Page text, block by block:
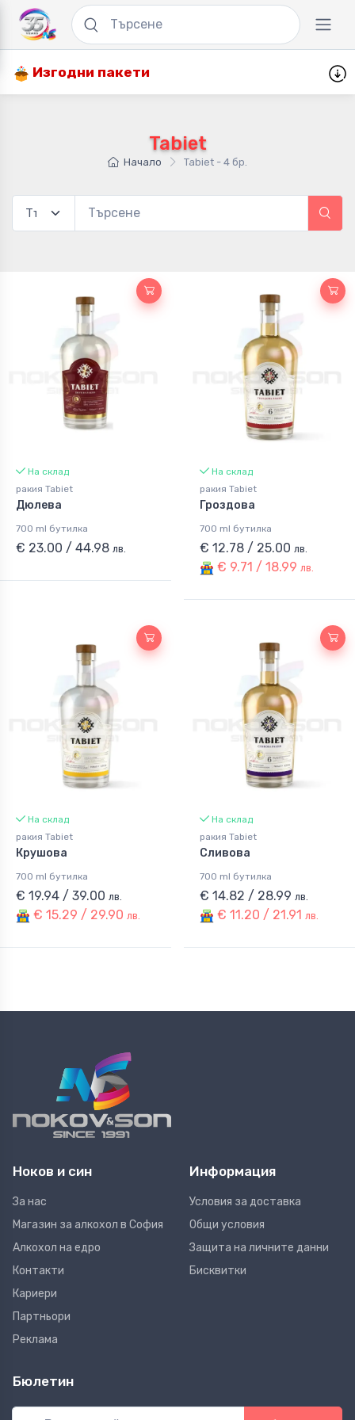
Изгодни пакети
Tabiet
Начало Tabiet - 4 бр.
На склад
ракия Tabiet
Дюлева
700 ml бутилка
€ 23.00 / 44.98 лв.
На склад
ракия Tabiet
Гроздова
700 ml бутилка
€ 12.78 / 25.00 лв.
€ 9.71 / 18.99 лв.
На склад
ракия Tabiet
Крушова
700 ml бутилка
€ 19.94 / 39.00 лв.
€ 15.29 / 29.90 лв.
На склад
ракия Tabiet
Сливова
700 ml бутилка
€ 14.82 / 28.99 лв.
€ 11.20 / 21.91 лв.
Ноков и син
За нас
Магазин за алкохол в София
Алкохол на едро
Контакти
Кариери
Партньори
Реклама
Информация
Условия за доставка
Общи условия
Защита на личните данни
Бисквитки
Бюлетин